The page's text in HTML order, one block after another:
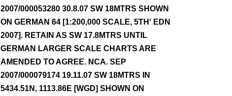
2007/000053280 30.8.07 SW 18MTRS SHOWN
ON GERMAN 64 [1:200,000 SCALE, 5TH' EDN
2007]. RETAIN AS SW 17.8MTRS UNTIL
GERMAN LARGER SCALE CHARTS ARE
AMENDED TO AGREE. NCA. SEP
2007/000079174 19.11.07 SW 18MTRS IN
5434.51N, 1113.86E [WGD] SHOWN ON